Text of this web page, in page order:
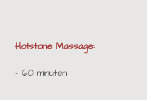
Hotstone Massage:
- 60 minuten